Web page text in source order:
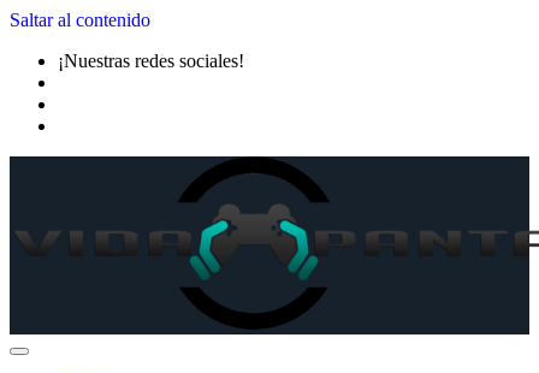
Saltar al contenido
¡Nuestras redes sociales!